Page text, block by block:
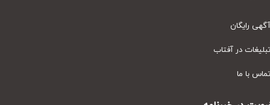
رایگان
در آفتاب
با ما